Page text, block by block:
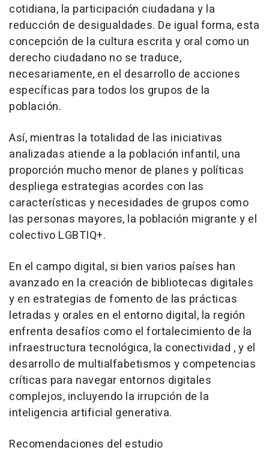
cotidiana, la participación ciudadana y la
reducción de desigualdades. De igual forma, esta
concepción de la cultura escrita y oral como un
derecho ciudadano no se traduce,
necesariamente, en el desarrollo de acciones
específicas para todos los grupos de la
población.
Así, mientras la totalidad de las iniciativas
analizadas atiende a la población infantil, una
proporción mucho menor de planes y políticas
despliega estrategias acordes con las
características y necesidades de grupos como
las personas mayores, la población migrante y el
colectivo LGBTIQ+.
En el campo digital, si bien varios países han
avanzado en la creación de bibliotecas digitales
y en estrategias de fomento de las prácticas
letradas y orales en el entorno digital, la región
enfrenta desafíos como el fortalecimiento de la
infraestructura tecnológica, la conectividad , y el
desarrollo de multialfabetismos y competencias
críticas para navegar entornos digitales
complejos, incluyendo la irrupción de la
inteligencia artificial generativa.
Recomendaciones del estudio